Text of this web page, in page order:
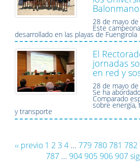
28 de mayo
Este
desarrollado en las playas de Fuengirola
El
jornadas
en red y
28 de mayo
Se ha
Comparado
sobre energía,
y transporte
‹‹ previo 1 2 3 4... 779 780 781 782
787... 904 905 906 907